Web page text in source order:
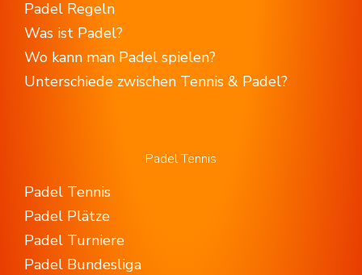
Padel Regeln
Was ist Padel?
Wo kann man Padel spielen?
Unterschiede zwischen Tennis & Padel?
Padel Tennis
Padel Tennis
Padel Plätze
Padel Turniere
Padel Bundesliga